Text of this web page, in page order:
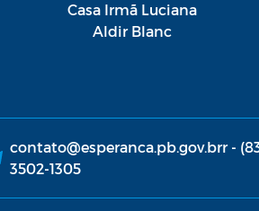
Casa Irmã Luciana
Aldir Blanc
contato@esperanca.pb.gov.brr -
3502-1305